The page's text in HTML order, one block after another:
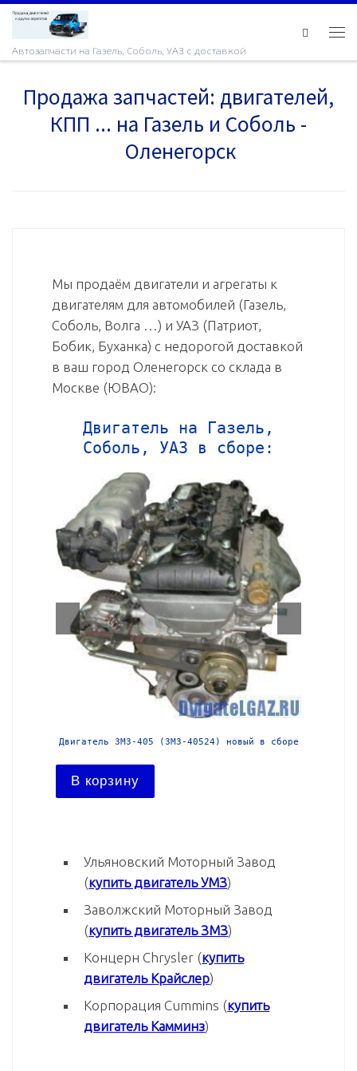
Skip to content
Автозапчасти на Газель, Соболь, УАЗ с доставкой
Продажа запчастей: двигателей,
КПП ... на Газель и Соболь -
Оленегорск
Мы продаём двигатели и агрегаты к
двигателям для автомобилей (Газель,
Соболь, Волга …) и УАЗ (Патриот,
Бобик, Буханка) с недорогой доставкой
в ваш город Оленегорск со склада в
Москве (ЮВАО):
Двигатель на Газель,
Соболь, УАЗ в сборе:
Двигатель ЗМЗ-405 (ЗМЗ-40522) новый в сборе
В корзину
Ульяновский Моторный Завод
(купить двигатель УМЗ)
Заволжский Моторный Завод
(купить двигатель ЗМЗ)
Концерн Chrysler (купить
двигатель Крайслер)
Корпорация Cummins (купить
двигатель Камминз)